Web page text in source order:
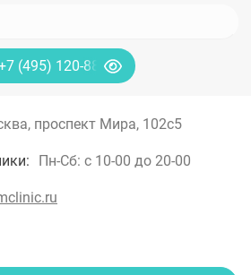
(495) 120-88-85
проспект Мира, 102с5
Пн-Сб: с 10-00 до 20-00